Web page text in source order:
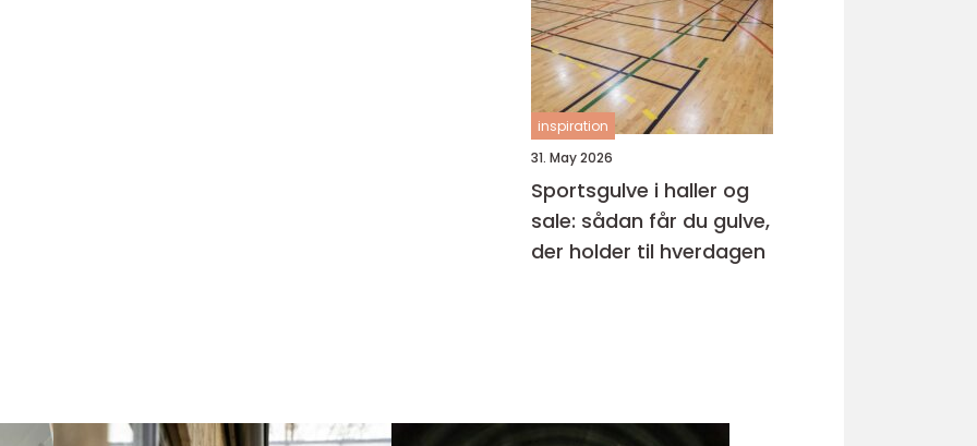
inspiration
31. May 2026
Sportsgulve i haller og
sale: sådan får du gulve,
der holder til hverdagen